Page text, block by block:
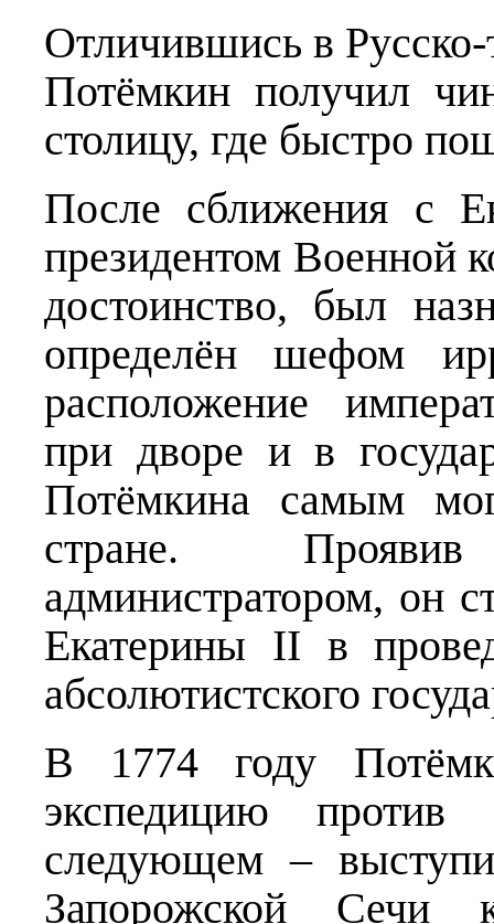
Отличившись в Русско-
Потёмкин получил
столицу, где быстро
После сближения с
президентом Военной
достоинство, был
определён шефом
расположение
при дворе и в
Потёмкина самым
стране.
администратором, он
Екатерины II в
абсолютистского
В 1774 году
экспедицию
следующем –
Запорожской Сечи